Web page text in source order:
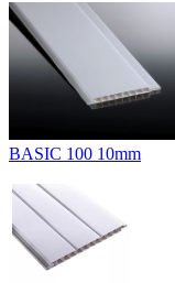
BASIC 100 10mm